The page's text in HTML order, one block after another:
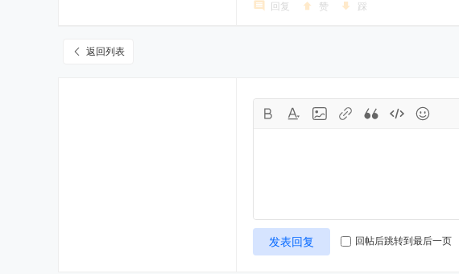
回复 赞 踩
返回列表
发表回复 回帖后跳转到最后一页